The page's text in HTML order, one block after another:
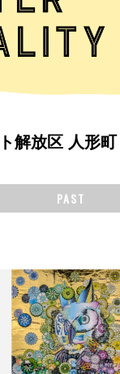
解放区 人形
PAST